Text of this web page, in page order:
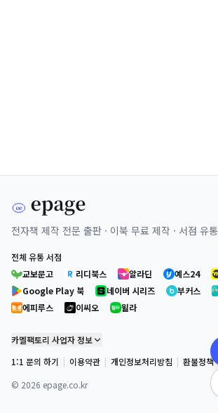
전자책 제작 전문 출판 · 이북 무료 제작 · 서점 유통
전체 유통 서점
교보문고
리디북스 알라딘 예스24
Google Play 북
네이버 시리즈 부커스
에피루스
이씨오 윌라
카멜팩토리 사업자 정보
1:1 문의 하기 | 이용약관 | 개인정보처리방침 | 환불정책
© 2026 epage.co.kr